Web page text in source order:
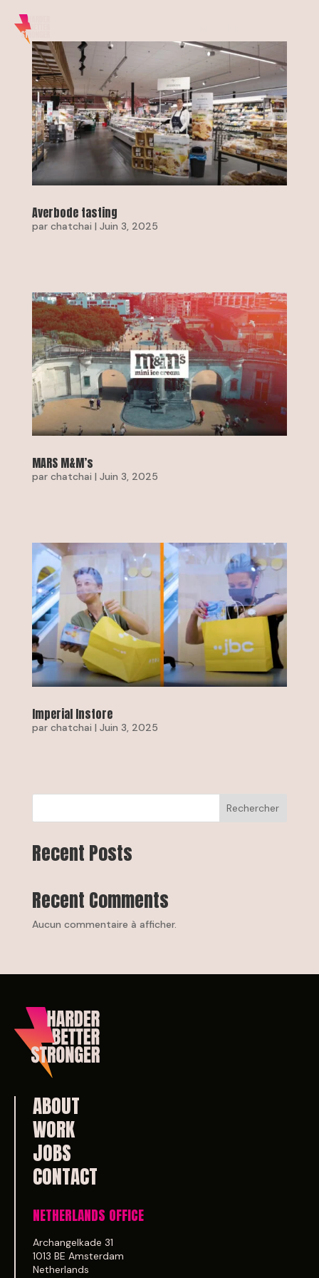
Averbode tasting
par chatchai | Juin 3, 2025
MARS M&M’s
par chatchai | Juin 3, 2025
Imperial Instore
par chatchai | Juin 3, 2025
Rechercher
Recent Posts
Recent Comments
Aucun commentaire à afficher.
ABOUT
WORK
JOBS
CONTACT
NETHERLANDS OFFICE
Archangelkade 31
1013 BE Amsterdam
Netherlands